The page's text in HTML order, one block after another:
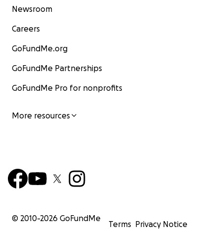
Newsroom
Careers
GoFundMe.org
GoFundMe Partnerships
GoFundMe Pro for nonprofits
More resources
© 2010-2026 GoFundMe
Terms Privacy Notice